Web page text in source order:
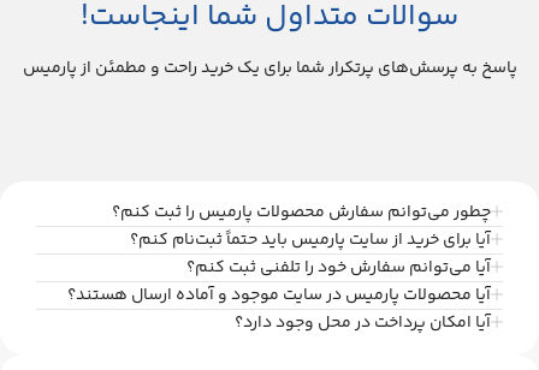
سوالات متداول شما اینجاست!
پاسخ به پرسش‌های پرتکرار شما برای یک خرید راحت و مطمئن از پارمیس
چطور می‌توانم سفارش محصولات پارمیس را ثبت کنم؟
آیا برای خرید از سایت پارمیس باید حتماً ثبت‌نام کنم؟
آیا می‌توانم سفارش خود را تلفنی ثبت کنم؟
آیا محصولات پارمیس در سایت موجود و آماده ارسال هستند؟
آیا امکان پرداخت در محل وجود دارد؟